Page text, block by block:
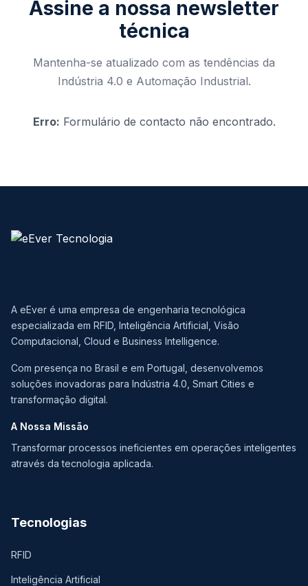
Assine a nossa newsletter
técnica
Mantenha-se atualizado com as tendências da
Indústria 4.0 e Automação Industrial.
Erro: Formulário de contacto não encontrado.
A eEver é uma empresa de engenharia tecnológica
especializada em RFID, Inteligência Artificial, Visão
Computacional, Cloud e Business Intelligence.
Com presença no Brasil e em Portugal, desenvolvemos
soluções inovadoras para Indústria 4.0, Smart Cities e
transformação digital.
A Nossa Missão
Transformar processos ineficientes em operações inteligentes
através da tecnologia aplicada.
Tecnologias
RFID
Inteligência Artificial